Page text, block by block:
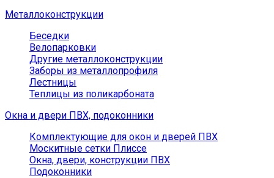
Металлоконструкции
Беседки
Велопарковки
Другие металлоконструкции
Заборы из металлопрофиля
Лестницы
Теплицы из поликарбоната
Окна и двери ПВХ, подоконники
Комплектующие для окон и дверей ПВХ
Москитные сетки Плиссе
Окна, двери, конструкции ПВХ
Подоконники